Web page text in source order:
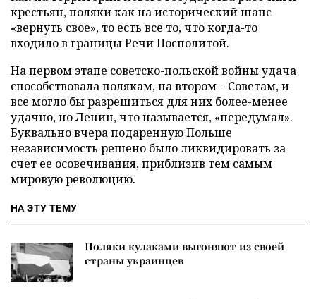
крестьян, поляки как на исторический шанс
«вернуть свое», то есть все то, что когда-то
входило в границы Речи Посполитой.
На первом этапе советско-польской войны удача
способствовала полякам, на втором – Советам, и
все могло бы разрешиться для них более-менее
удачно, но Ленин, что называется, «передумал».
Буквально вчера подаренную Польше
независимость решено было ликвидировать за
счет ее осовечивания, приблизив тем самым
мировую революцию.
НА ЭТУ ТЕМУ
Поляки кулаками выгоняют из своей
страны украинцев